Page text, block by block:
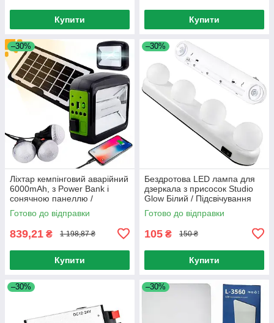
Купити Купити
–30%
Ліхтар кемпінговий аварійний
6000mAh, з Power Bank і
сонячною панеллю /
Акумуляторний ліхтар
Готово до відправки
839,21 ₴ 1 198,87 ₴
Купити
–30%
Бездротова LED лампа для
дзеркала з присосок Studio
Glow Білий / Підсвічування
для дзеркала
Готово до відправки
105 ₴ 150 ₴
Купити
–30% –30%